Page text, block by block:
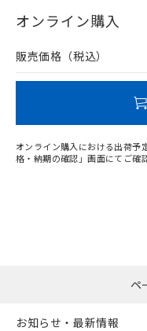
在庫等で未対応品が混
問い合わせください。
オンライン購入
販売価格（税込）
オンライン購入における出荷予
格・納期の確認」画面にてご確
ペ
お知らせ・最新情報